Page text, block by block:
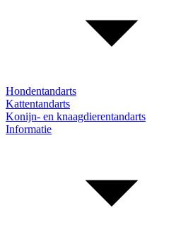
Hondentandarts
Kattentandarts
Konijn- en knaagdierentandarts
Informatie